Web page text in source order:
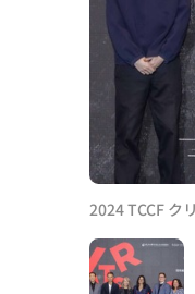
2024 TCCF ク